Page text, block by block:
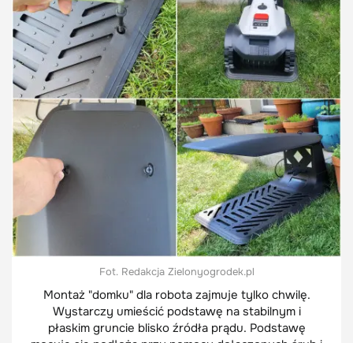
Fot. Redakcja Zielonyogrodek.pl
Montaż "domku" dla robota zajmuje tylko chwilę.
Wystarczy umieścić podstawę na stabilnym i
płaskim gruncie blisko źródła prądu. Podstawę